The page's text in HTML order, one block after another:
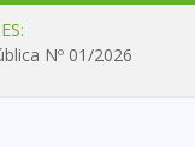
Nº 01/2026